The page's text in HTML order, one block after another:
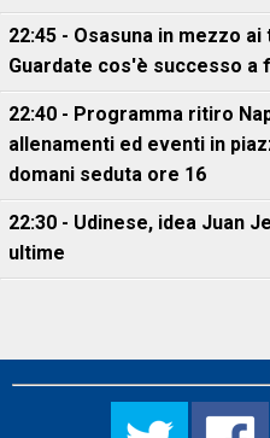
22:45 - Osasuna in mezzo
Guardate cos'è successo a
22:40 - Programma ritiro
allenamenti ed eventi in
domani seduta ore 16
22:30 - Udinese, idea Juan
ultime